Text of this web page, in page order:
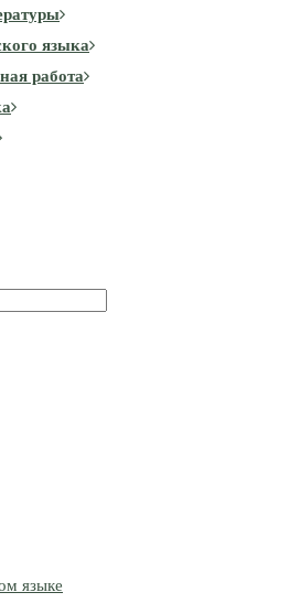
языка
работа
языке